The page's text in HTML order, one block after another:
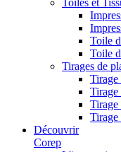
Toile
Toile
Tirages de
Tirage
Tirage
Tirage
Découvrir
Corep